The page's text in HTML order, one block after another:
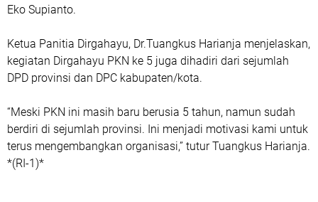
Eko Supianto.
Ketua Panitia Dirgahayu, Dr.Tuangkus Harianja menjelaskan,
kegiatan Dirgahayu PKN ke 5 juga dihadiri dari sejumlah
DPD provinsi dan DPC kabupaten/kota.
“Meski PKN ini masih baru berusia 5 tahun, namun sudah
berdiri di sejumlah provinsi. Ini menjadi motivasi kami untuk
terus mengembangkan organisasi,” tutur Tuangkus Harianja.
*(RI-1)*